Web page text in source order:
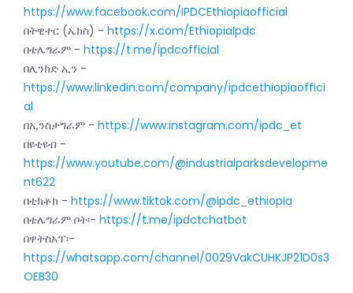
https://www.facebook.com/IPDCEthiopiaofficial
በትዊተር (ኤክስ) - https://x.com/EthiopiaIpdc
በቴሌግራም - https://t.me/ipdcofficial
በሊንክድ ኢን -
https://www.linkedin.com/company/ipdcethiopiaoffici
al
በኢንስታግራም - https://www.instagram.com/ipdc_et
በዩቲዩብ -
https://www.youtube.com/@industrialparksdevelopme
nt622
በቲክቶክ - https://www.tiktok.com/@ipdc_ethiopia
በቴሌግራም ቦት፡- https://t.me/ipdctchatbot
በዋትስአፕ፡-
https://whatsapp.com/channel/0029VakCUHKJP21D0s3
OEB30